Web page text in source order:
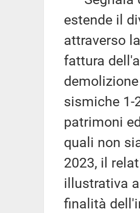
estende il
attraverso
fattura
sismiche 1-
patrimoni
quali non
2023, il
illustrativa
finalità